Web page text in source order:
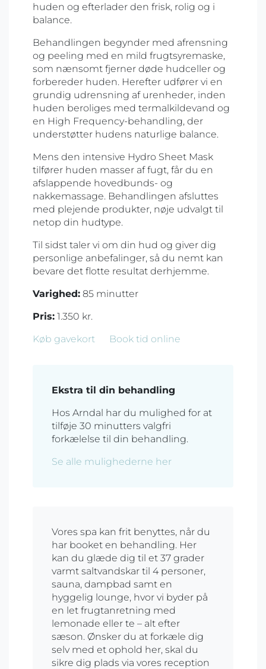
huden og efterlader den frisk, rolig og i
balance.
Behandlingen begynder med afrensning
og peeling med en mild frugtsyremaske,
som nænsomt fjerner døde hudceller og
forbereder huden. Herefter udfører vi en
grundig udrensning af urenheder, inden
huden beroliges med termalkildevand og
en High Frequency-behandling, der
understøtter hudens naturlige balance.
Mens den intensive Hydro Sheet Mask
tilfører huden masser af fugt, får du en
afslappende hovedbunds- og
nakkemassage. Behandlingen afsluttes
med plejende produkter, nøje udvalgt til
netop din hudtype.
Til sidst taler vi om din hud og giver dig
personlige anbefalinger, så du nemt kan
bevare det flotte resultat derhjemme.
Varighed: 85 minutter
Pris: 1.350 kr.
Køb gavekort
Book tid online
Ekstra til din behandling
Hos Arndal har du mulighed for at
tilføje 30 minutters valgfri
forkælelse til din behandling.
Se alle mulighederne her
Vores spa kan frit benyttes, når du
har booket en behandling. Her
kan du glæde dig til et 37 grader
varmt saltvandskar til 4 personer,
sauna, dampbad samt en
hyggelig lounge, hvor vi byder på
en let frugtanretning med
lemonade eller te – alt efter
sæson. Ønsker du at forkæle dig
selv med et ophold her, skal du
sikre dig plads via vores reception